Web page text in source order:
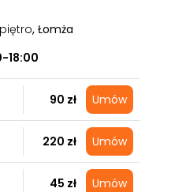
, Łomża
18:00
90 zł Umów
220 zł Umów
45 zł Umów